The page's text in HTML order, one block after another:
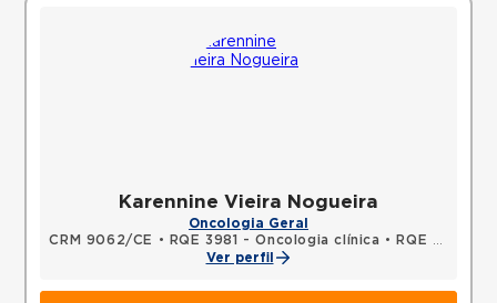
Karennine Vieira Nogueira
Oncologia Geral
CRM 9062/CE
• RQE 3981 - Oncologia clínica •
RQE 4085 - Clínica médica
Ver perfil